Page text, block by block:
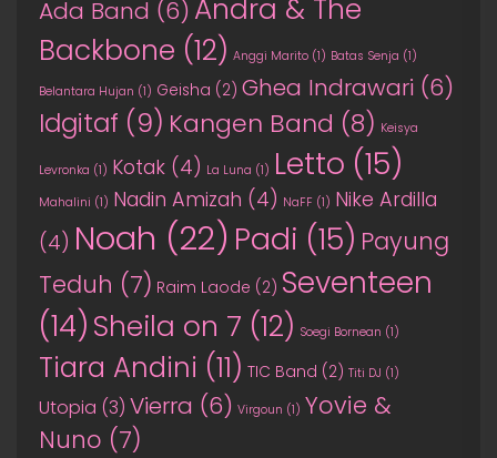
Ada Band (6) Andra & The
Backbone (12) Anggi Marito (1) Batas Senja (1)
Belantara Hujan (1) Geisha (2) Ghea Indrawari (6)
Idgitaf (9) Kangen Band (8) Keisya
Levronka (1) Kotak (4) La Luna (1) Letto (15)
Mahalini (1) Nadin Amizah (4) NaFF (1) Nike Ardilla
(4) Noah (22) Padi (15) Payung
Teduh (7) Raim Laode (2) Seventeen
(14) Sheila on 7 (12) Soegi Bornean (1)
Tiara Andini (11) TIC Band (2) Titi DJ (1)
Utopia (3) Vierra (6) Virgoun (1) Yovie &
Nuno (7)